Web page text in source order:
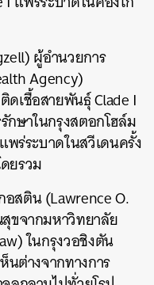
ผู้อำนวยการ
Agency)
เชื้อสายพันธุ์ Clade I
กษาในกรุงสตอกโฮล์ม
ร่ระบาดในสวีเดนครั้ง
ยรวม
อสติน (Lawrence O.
ขจากมหาวิทยาลัย
ในกรุงวอชิงตัน
นต่างจากทางการ